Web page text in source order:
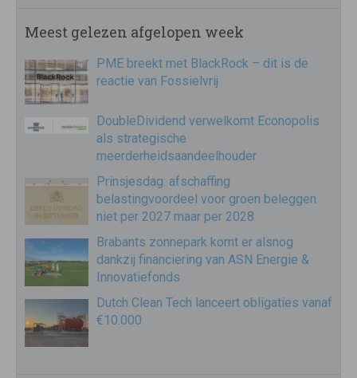
Meest gelezen afgelopen week
PME breekt met BlackRock – dit is de
reactie van Fossielvrij
DoubleDividend verwelkomt Econopolis
als strategische
meerderheidsaandeelhouder
Prinsjesdag: afschaffing
belastingvoordeel voor groen beleggen
niet per 2027 maar per 2028
Brabants zonnepark komt er alsnog
dankzij financiering van ASN Energie &
Innovatiefonds
Dutch Clean Tech lanceert obligaties vanaf
€10.000